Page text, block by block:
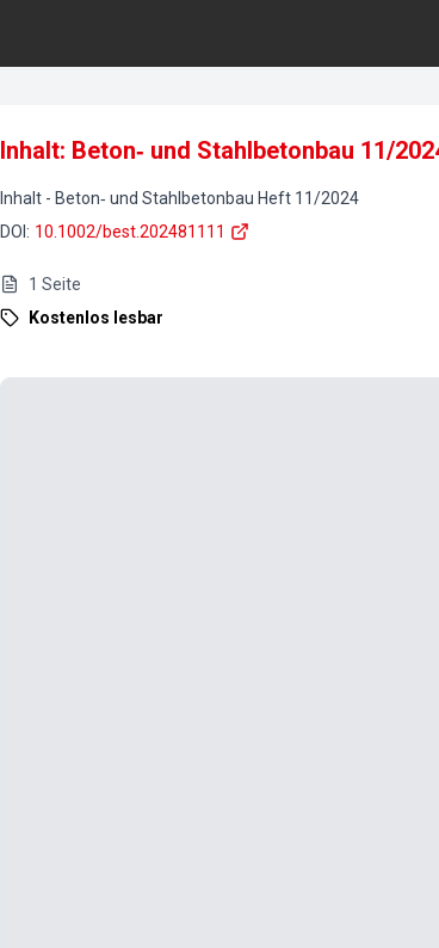
Inhalt: Beton‐ und Stahlbetonbau 11/
Inhalt - Beton‐ und Stahlbetonbau Heft 11/2024
DOI : 10.1002/best.202481111
1 Seite
Kostenlos lesbar